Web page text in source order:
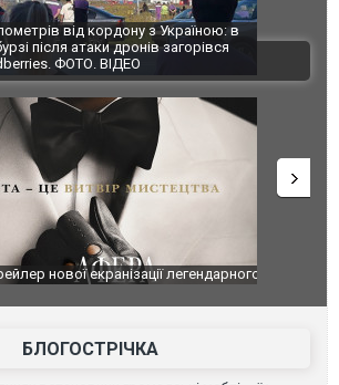
від кордону з Україною: в
після атаки дронів загорівся
ФОТО. ВІДЕО
"Мої
ВІДЕО
нової екранізації легендарного
БЛОГОСТРІЧКА